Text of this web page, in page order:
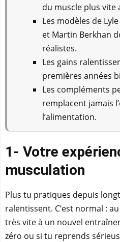
du muscle plus vite
Les modèles de
et Martin Berkhan
réalistes.
Les gains
premières années
Les compléments
remplacent jamais
l’alimentation.
1- Votre
musculation
Plus tu pratiques depuis
ralentissent. C’est normal :
très vite à un nouvel
zéro ou si tu reprends